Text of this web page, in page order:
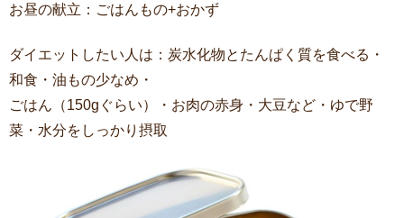
お昼の献立：ごはんもの+おかず
ダイエットしたい人は：炭水化物とたんぱく質を食べる・
和食・油もの少なめ・
ごはん（150gぐらい）・お肉の赤身・大豆など・ゆで野
菜・水分をしっかり摂取